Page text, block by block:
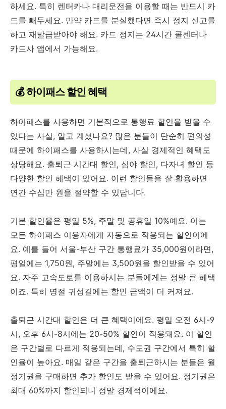
하세요. 특히 렌터카나 대리운전을 이용할 때는 반드시 카
드를 빼두세요. 만약 카드를 분실했다면 즉시 정지 신고를
하고 재발급받아야 해요. 카드 정지는 24시간 콜센터나
카드사 앱에서 가능해요.
💰 하이패스 할인 혜택
하이패스를 사용하면 기본적으로 통행료 할인을 받을 수
있다는 사실, 알고 계셨나요? 많은 분들이 단순히 편의성
때문에 하이패스를 사용하시는데, 사실 경제적인 혜택도
상당해요. 출퇴근 시간대 할인, 심야 할인, 다자녀 할인 등
다양한 할인 혜택이 있어요. 이런 할인들을 잘 활용하면
연간 수십만 원을 절약할 수 있답니다.
기본 할인율은 평일 5%, 주말 및 공휴일 10%예요. 이는
모든 하이패스 이용자에게 자동으로 적용되는 할인이에
요. 예를 들어 서울-부산 구간 통행료가 35,000원이라면,
평일에는 1,750원, 주말에는 3,500원을 할인받을 수 있어
요. 자주 고속도로를 이용하시는 분들에게는 정말 큰 혜택
이죠. 특히 명절 귀성길에는 할인 금액이 더 커져요.
출퇴근 시간대 할인은 더 큰 혜택이에요. 평일 오전 6시-9
시, 오후 6시-8시에는 20-50% 할인이 적용돼요. 이 할인
은 구간별로 다르게 적용되는데, 수도권 구간에서 특히 할
인율이 높아요. 매일 같은 구간을 출퇴근하시는 분들은 월
정기권을 구매하면 추가 할인도 받을 수 있어요. 정기권은
최대 60%까지 할인되니 정말 경제적이에요.